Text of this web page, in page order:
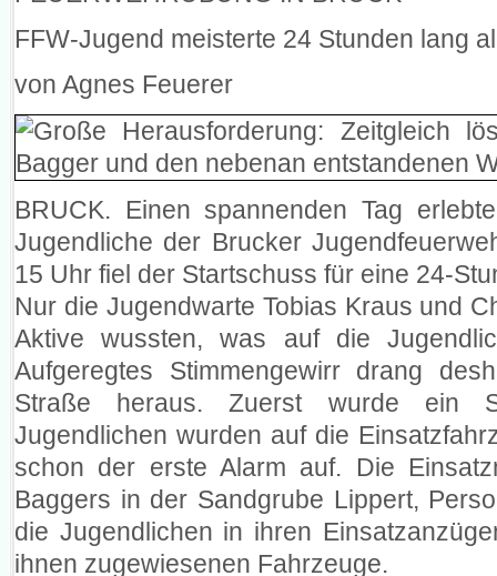
FFW-Jugend meisterte 24 Stunden lang
von Agnes Feuerer
BRUCK. Einen spannenden Tag
Jugendliche der Brucker
15 Uhr fiel der Startschuss für eine 24-
Nur die Jugendwarte Tobias Kraus und
Aktive wussten, was auf die
Aufgeregtes Stimmengewirr drang
Straße heraus. Zuerst wurde ein
Jugendlichen wurden auf die
schon der erste Alarm auf. Die
Baggers in der Sandgrube Lippert,
die Jugendlichen in ihren
ihnen zugewiesenen Fahrzeuge.